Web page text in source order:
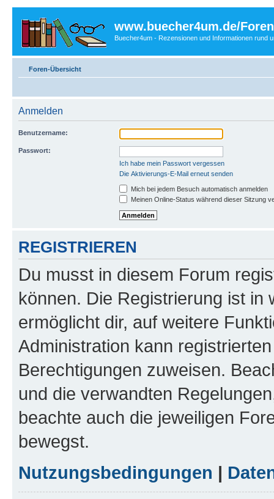
www.buecher4um.de/Foren
Buecher4um - Rezensionen und Informationen rund
Foren-Übersicht
Anmelden
Benutzername:
Passwort:
Ich habe mein Passwort vergessen
Die Aktivierungs-E-Mail erneut senden
Mich bei jedem Besuch automatisch anmelden
Meinen Online-Status während dieser Sitzung
REGISTRIEREN
Du musst in diesem Forum
können. Die Registrierung ist in
ermöglicht dir, auf weitere
Administration kann
Berechtigungen zuweisen.
und die verwandten
beachte auch die jeweiligen
bewegst.
Nutzungsbedingungen |